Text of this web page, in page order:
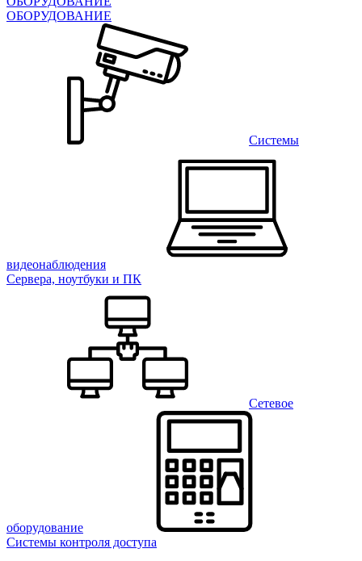
ОБОРУДОВАНИЕ
Системы
видеонаблюдения
Сервера, ноутбуки и ПК
Сетевое
оборудование
Системы контроля доступа